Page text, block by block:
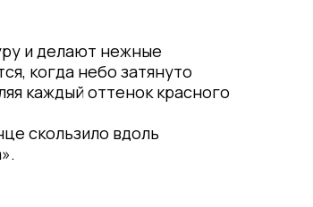
и делают нежные
когда небо затянуто
каждый оттенок красного
скользило вдоль